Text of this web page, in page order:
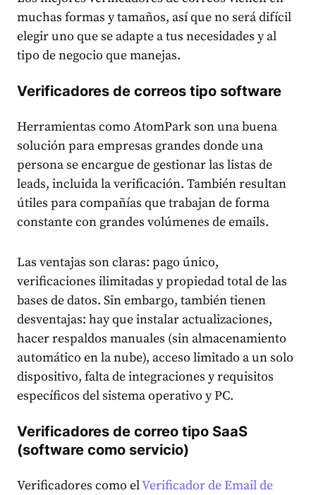
muchas formas y tamaños, así que no será difícil
elegir uno que se adapte a tus necesidades y al
tipo de negocio que manejas.
Verificadores de correos tipo software
Herramientas como AtomPark son una buena
solución para empresas grandes donde una
persona se encargue de gestionar las listas de
leads, incluida la verificación. También resultan
útiles para compañías que trabajan de forma
constante con grandes volúmenes de emails.
Las ventajas son claras: pago único,
verificaciones ilimitadas y propiedad total de las
bases de datos. Sin embargo, también tienen
desventajas: hay que instalar actualizaciones,
hacer respaldos manuales (sin almacenamiento
automático en la nube), acceso limitado a un solo
dispositivo, falta de integraciones y requisitos
específicos del sistema operativo y PC.
Verificadores de correo tipo SaaS
(software como servicio)
Verificadores como elVerificador de Email de